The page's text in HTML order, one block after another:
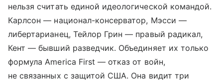
нельзя считать единой идеологической командой.
Карлсон — национал-консерватор, Мэсси —
либертарианец, Тейлор Грин — правый радикал,
Кент — бывший разведчик. Объединяет их только
формула America First — отказ от войн,
не связанных с защитой США. Она видит три